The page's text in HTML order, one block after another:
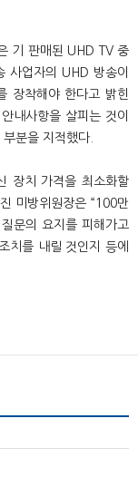
기 판매된 UHD TV 중
사업자의 UHD 방송이
장착해야 한다고 밝힌
내사항을 살피는 것이
분을 지적했다.
장치 가격을 최소화할
미방위원장은 “100만
문의 요지를 피해가고
치를 내릴 것인지 등에